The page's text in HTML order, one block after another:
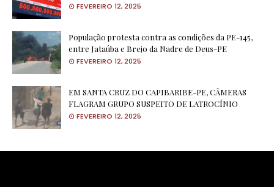
FEVEREIRO 12, 2025
População protesta contra as condições da PE-145,
entre Jataúba e Brejo da Nadre de Deus-PE
FEVEREIRO 12, 2025
EM SANTA CRUZ DO CAPIBARIBE-PE, CÂMERAS
FLAGRAM GRUPO SUSPEITO DE LATROCÍNIO
FEVEREIRO 12, 2025